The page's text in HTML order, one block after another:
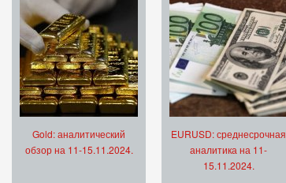
Gold: аналитический
обзор на 11-15.11.2024.
EURUSD: среднесрочная
аналитика на 11-
15.11.2024.